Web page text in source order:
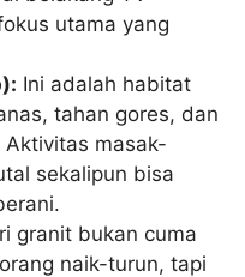
utama yang
Ini adalah habitat
tahan gores, dan
masak-
sekalipun bisa
granit bukan cuma
naik-turun, tapi